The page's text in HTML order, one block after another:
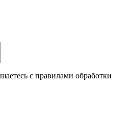
с правилами обработки